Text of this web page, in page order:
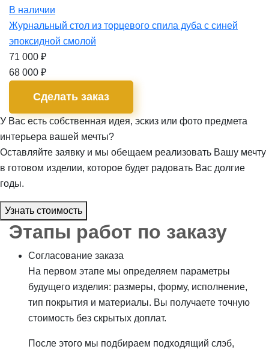
В наличии
Журнальный стол из торцевого спила дуба с синей
эпоксидной смолой
71 000 ₽
68 000 ₽
Сделать заказ
У Вас есть собственная идея, эскиз или фото предмета
интерьера вашей мечты?
Оставляйте заявку и мы обещаем реализовать Вашу мечту
в готовом изделии, которое будет радовать Вас долгие
годы.
Узнать стоимость
Этапы работ по заказу
Согласование заказа
На первом этапе мы определяем параметры
будущего изделия: размеры, форму, исполнение,
тип покрытия и материалы. Вы получаете точную
стоимость без скрытых доплат.
После этого мы подбираем подходящий слэб,